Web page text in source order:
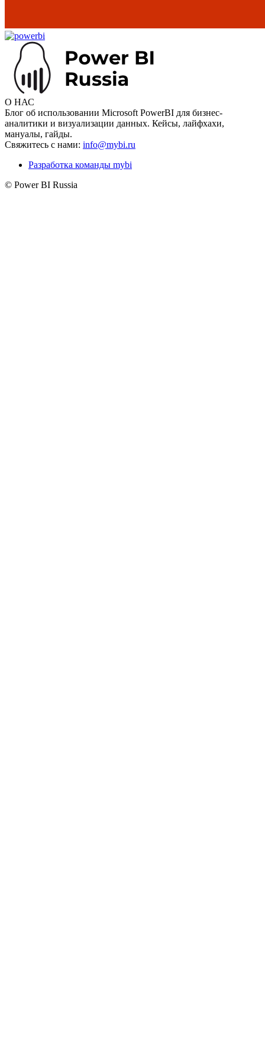
О НАС
Блог об использовании Microsoft PowerBI для бизнес-
аналитики и визуализации данных. Кейсы, лайфхахи,
мануалы, гайды.
Свяжитесь с нами: info@mybi.ru
Разработка команды mybi
© Power BI Russia